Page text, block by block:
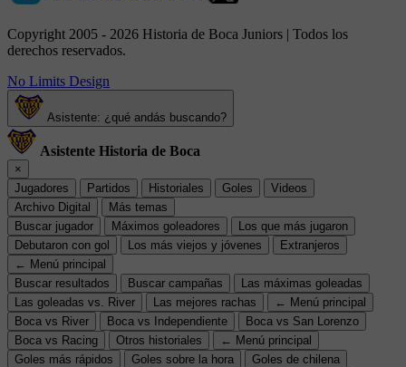
Copyright 2005 - 2026 Historia de Boca Juniors | Todos los
derechos reservados.
No Limits Design
Asistente: ¿qué andás buscando?
Asistente Historia de Boca
×
Jugadores
Partidos Historiales Goles
Videos
Archivo Digital
Más temas
Buscar jugador
Máximos goleadores
Los que más jugaron
Debutaron con gol
Los más viejos y jóvenes
Extranjeros
← Menú principal
Buscar resultados
Buscar campañas
Las máximas goleadas
Las goleadas vs. River
Las mejores rachas
← Menú principal
Boca vs River
Boca vs Independiente
Boca vs San Lorenzo
Boca vs Racing
Otros historiales
← Menú principal
Goles más rápidos
Goles sobre la hora
Goles de chilena